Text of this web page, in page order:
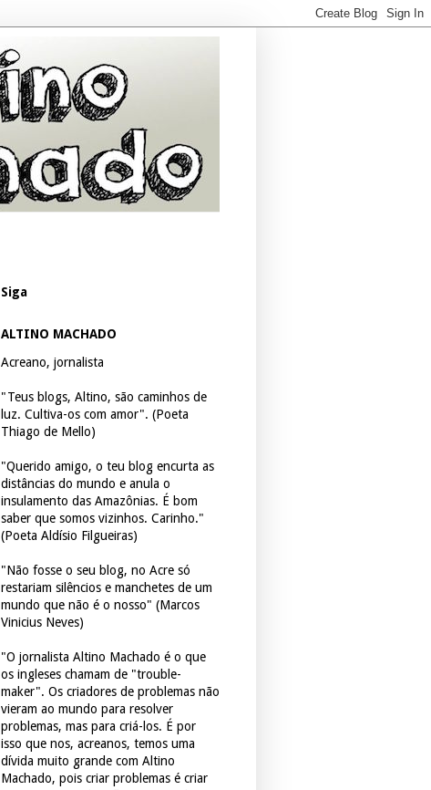
Siga
ALTINO MACHADO
Acreano, jornalista
"Teus blogs, Altino, são caminhos de
luz. Cultiva-os com amor". (Poeta
Thiago de Mello)
"Querido amigo, o teu blog encurta as
distâncias do mundo e anula o
insulamento das Amazônias. É bom
saber que somos vizinhos. Carinho."
(Poeta Aldísio Filgueiras)
"Não fosse o seu blog, no Acre só
restariam silêncios e manchetes de um
mundo que não é o nosso" (Marcos
Vinicius Neves)
"O jornalista Altino Machado é o que
os ingleses chamam de "trouble-
maker". Os criadores de problemas não
vieram ao mundo para resolver
problemas, mas para criá-los. É por
isso que nos, acreanos, temos uma
dívida muito grande com Altino
Machado, pois criar problemas é criar